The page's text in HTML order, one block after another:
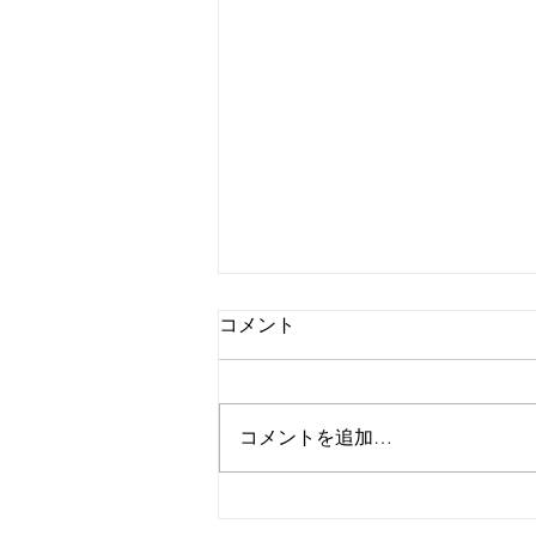
自己紹介
コメント
コメントを追加…